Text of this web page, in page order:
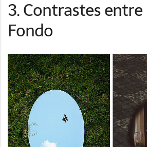
3. Contrastes entre
Fondo